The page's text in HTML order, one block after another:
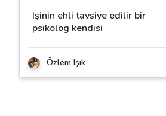
Işinin ehli tavsiye edilir bir
psikolog kendisi
Özlem Işık